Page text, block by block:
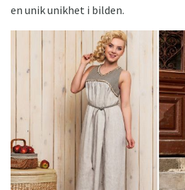
en unik unikhet i bilden.